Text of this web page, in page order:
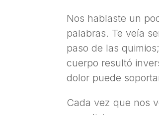
Nos hablaste un
palabras. Te veía
paso de las
cuerpo resultó
dolor puede
Cada vez que nos